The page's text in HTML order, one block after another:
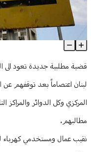
ثقافة ومجتمع
منوعات
قضية مطلبية إلى
Article Content
قضية مطلبية جديدة تعود الى
لبنان اعتصاماً بعد توقفهم
المركزي وكل الدوائر
مطالبهم.
نقيب عمال ومستخدمي